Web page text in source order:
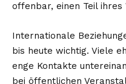
offenbar, einen Teil
Internationale
bis heute wichtig. Viele
enge Kontakte
bei öffentlichen